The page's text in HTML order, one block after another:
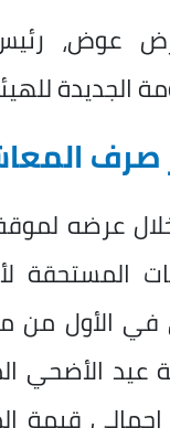
عوض، رئيس
للهيئة خلال الفترة من
صرف
عرضه
الأول من